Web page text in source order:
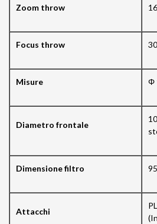
Zoom throw
Focus throw
Misure Φ
Diametro frontale
Dimensione filtro
Attacchi